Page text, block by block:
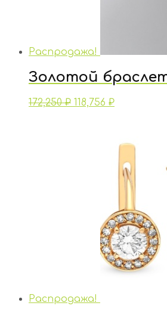
Распродажа!
Золотой
172,250₽ 118,756 ₽
Распродажа!